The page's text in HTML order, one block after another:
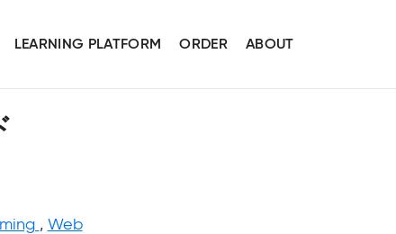
LEARNING PLATFORM ORDER ABOUT
, Web